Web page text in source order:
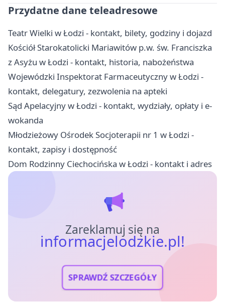
Przydatne dane teleadresowe
Teatr Wielki w Łodzi - kontakt, bilety, godziny i dojazd
Kościół Starokatolicki Mariawitów p.w. św. Franciszka
z Asyżu w Łodzi - kontakt, historia, nabożeństwa
Wojewódzki Inspektorat Farmaceutyczny w Łodzi -
kontakt, delegatury, zezwolenia na apteki
Sąd Apelacyjny w Łodzi - kontakt, wydziały, opłaty i e-
wokanda
Młodzieżowy Ośrodek Socjoterapii nr 1 w Łodzi -
kontakt, zapisy i dostępność
Dom Rodzinny Ciechocińska w Łodzi - kontakt i adres
Zareklamuj się na
informacjelodzkie.pl!
SPRAWDŹ SZCZEGÓŁY